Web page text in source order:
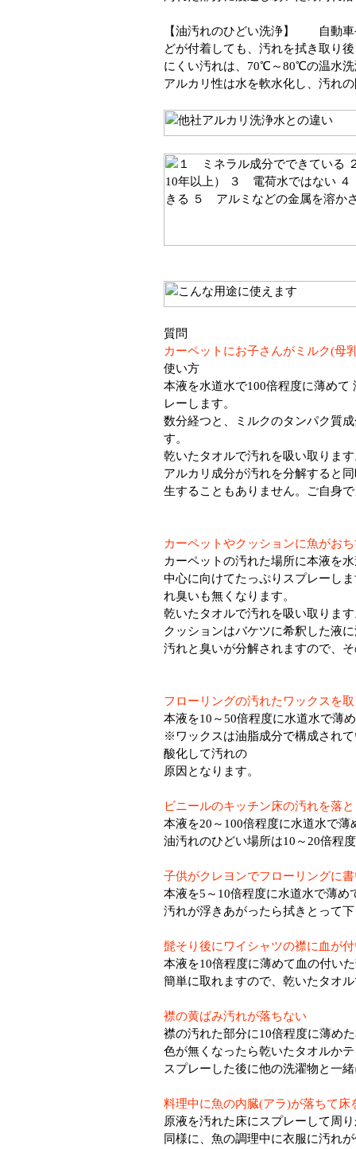
【油汚れのひどい洗浄】 自動車
どが付着しても、汚れを拭き取り
にくい汚れは、70℃～80℃の温水洗
アルカリ性は水を軟水化し、汚れ
質問
カーペットにお子さんがミルク(母
使い方
本液を水道水で100倍程度に薄め
レーします。
数分経つと、ミルクのタンパク質
す。
乾いたタオルで汚れを吸い取りま
アルカリ成分が汚れを分解すると
生することもありません。ご自身
カーペットやクッションに魚がお
カーペットの汚れた場所に本液を
中心に向けてたっぷりスプレーし
れ臭いも無くなります。
乾いたタオルで汚れを吸い取りま
クッションはバケツに希釈した液
汚れと臭いが分解されますので、
フローリングの汚れたワックスを
本液を10～50倍程度に水道水で薄
※ワックスは油脂成分で構成され
酸化して汚れの
原因となります。
ビニールのキッチン床の汚れを落
本液を20～100倍程度に水道水で
油汚れのひどい場所は10～20倍程
子供がクレヨンでフローリングに
本液を5～10倍程度に水道水で薄め
汚れが浮きあがったら拭きとって
髭そり後にワイシャツの襟に血が
本液を10倍程度に薄めて血の付い
簡単に取れますので、乾いたタオ
襟の黄ばみ汚れが落ちない
襟の汚れた部分に10倍程度に薄め
色が無くなったら乾いたタオルか
スプレーした後に他の洗濯物と一
料理中に魚の内臓(アラ)が落ちて床
原液を汚れた床にスプレーして周
同様に、魚の調理中に衣服に汚れ